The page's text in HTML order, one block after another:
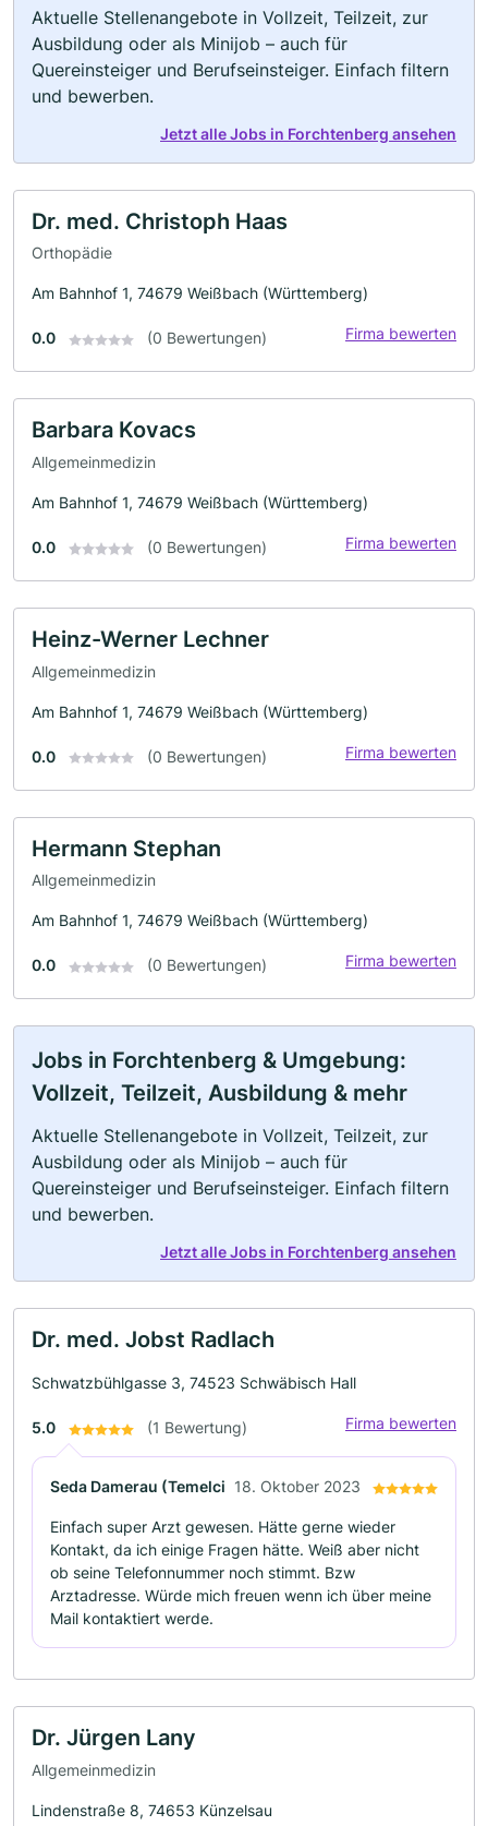
Aktuelle Stellenangebote in Vollzeit, Teilzeit, zur
Ausbildung oder als Minijob – auch für
Quereinsteiger und Berufseinsteiger. Einfach filtern
und bewerben.
Jetzt alle Jobs in Forchtenberg ansehen
Dr. med. Christoph Haas
Orthopädie
Am Bahnhof 1, 74679 Weißbach (Württemberg)
0.0 (0 Bewertungen) Firma bewerten
Barbara Kovacs
Allgemeinmedizin
Am Bahnhof 1, 74679 Weißbach (Württemberg)
0.0 (0 Bewertungen) Firma bewerten
Heinz-Werner Lechner
Allgemeinmedizin
Am Bahnhof 1, 74679 Weißbach (Württemberg)
0.0 (0 Bewertungen) Firma bewerten
Hermann Stephan
Allgemeinmedizin
Am Bahnhof 1, 74679 Weißbach (Württemberg)
0.0 (0 Bewertungen) Firma bewerten
Jobs in Forchtenberg & Umgebung:
Vollzeit, Teilzeit, Ausbildung & mehr
Aktuelle Stellenangebote in Vollzeit, Teilzeit, zur
Ausbildung oder als Minijob – auch für
Quereinsteiger und Berufseinsteiger. Einfach filtern
und bewerben.
Jetzt alle Jobs in Forchtenberg ansehen
Dr. med. Jobst Radlach
Schwatzbühlgasse 3, 74523 Schwäbisch Hall
5.0 (1 Bewertung) Firma bewerten
Seda Damerau (Temelci 18. Oktober 2023
Einfach super Arzt gewesen. Hätte gerne wieder
Kontakt, da ich einige Fragen hätte. Weiß aber nicht
ob seine Telefonnummer noch stimmt. Bzw
Arztadresse. Würde mich freuen wenn ich über meine
Mail kontaktiert werde.
Dr. Jürgen Lany
Allgemeinmedizin
Lindenstraße 8, 74653 Künzelsau